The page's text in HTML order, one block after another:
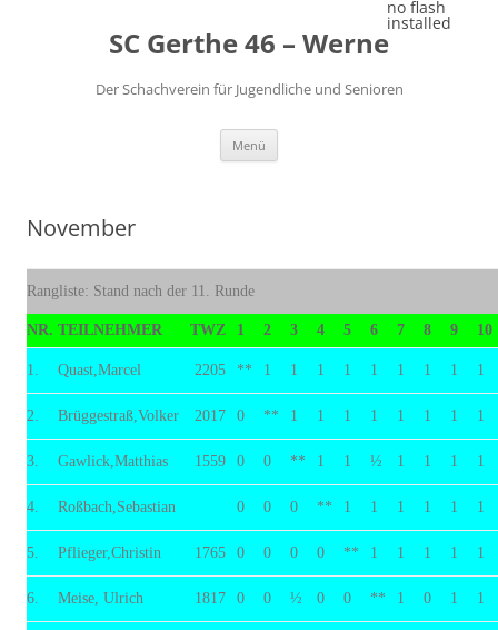
SC Gerthe 46 – Werne
Der Schachverein für Jugendliche und Senioren
Menü
November
Rangliste: Stand nach der 11. Runde
NR. TEILNEHMER TWZ 1 2 3 4 5 6 7 8 9 10
1. Quast,Marcel 2205 ** 1 1 1 1 1 1 1 1 1
2. Brüggestraß,Volker 2017 0 ** 1 1 1 1 1 1 1 1
3. Gawlick,Matthias 1559 0 0 ** 1 1 ½ 1 1 1 1
4. Roßbach,Sebastian 0 0 0 ** 1 1 1 1 1 1
5. Pflieger,Christin 1765 0 0 0 0 ** 1 1 1 1 1
6. Meise, Ulrich 1817 0 0 ½ 0 0 ** 1 0 1 1
no flash
installed